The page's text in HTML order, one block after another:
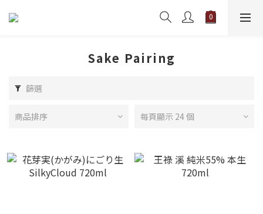
Sake Pairing
篩選
商品排序 每頁顯示 24 個